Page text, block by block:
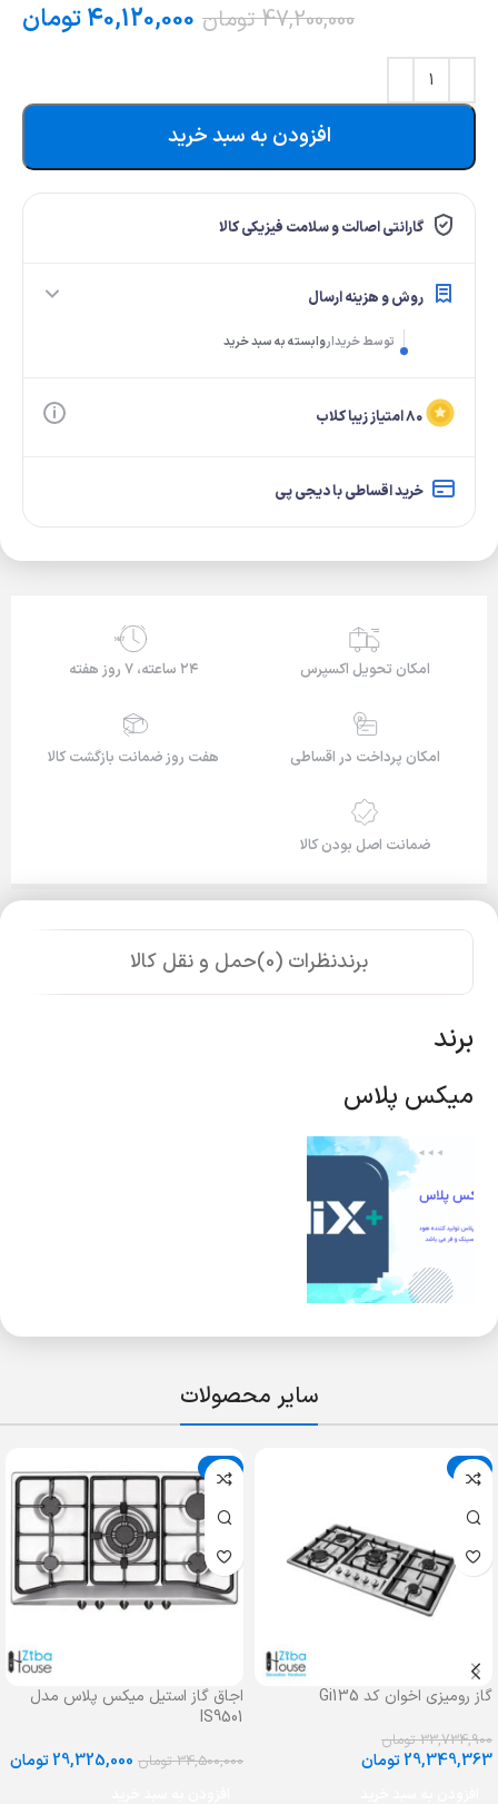
47,200,000 تومان 40,120,000تومان
افزودن به سبد خرید
گارانتی اصالت و سلامت فیزیکی کالا
روش و هزینه ارسال
توسط خریداروابسته به سبد خرید
۸۰ امتیاز زیبا کلاب
خرید اقساطی با دیجی پی
امکان تحویل اکسپرس
24/7
۲۴ ساعته، ۷ روز هفته
امکان پرداخت در اقساطی هفت روز ضمانت بازگشت کالا
ضمانت اصل بودن کالا
برندنظرات (0) حمل و نقل کالا
برند
میکس پلاس
سایر محصولات
حراج
گاز رومیزی اخوان کد Gi135
33,734,900 تومان
29,349,363تومان
حراج
اجاق گاز استیل میکس پلاس مدل
IS9501
34,500,000 تومان 29,325,000تومان